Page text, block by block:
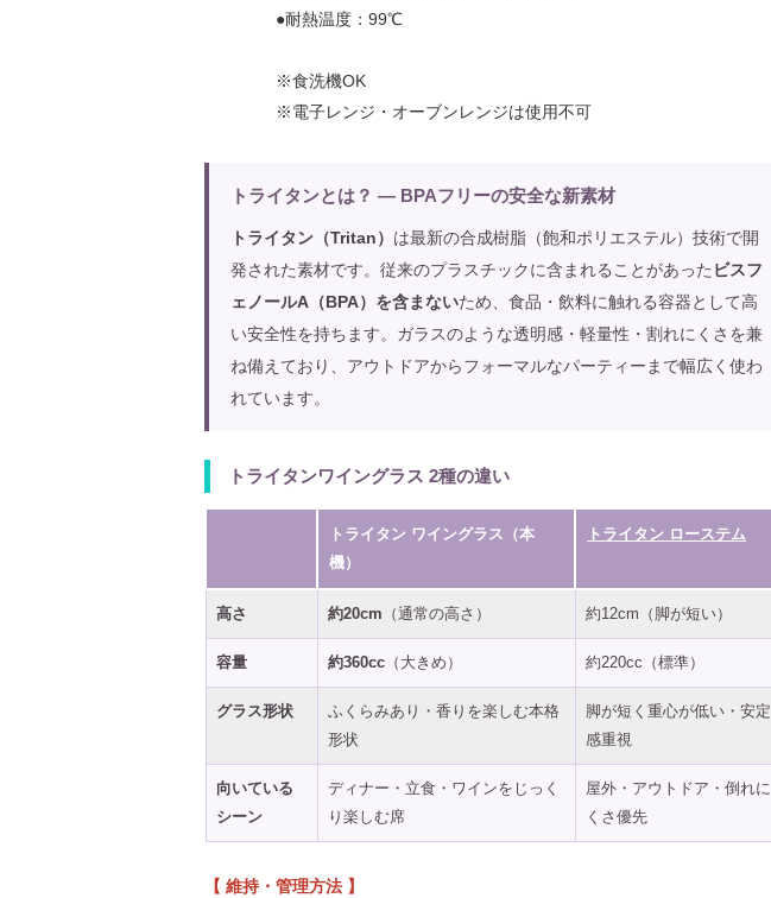
●耐熱温度：99℃
※食洗機OK
※電子レンジ・オーブンレンジは使用不可
トライタンとは？ — BPAフリーの安全な新素材
トライタン（Tritan） は最新の合成樹脂（飽和ポリエステル）技術で開
発された素材です。従来のプラスチックに含まれることがあった ビスフ
ェノールA（BPA）を含まないため、食品・飲料に触れる容器として高
い安全性を持ちます。ガラスのような透明感・軽量性・割れにくさを兼
ね備えており、アウトドアからフォーマルなパーティーまで幅広く使わ
れています。
トライタンワイングラス 2種の違い
トライタン ワイングラス（本
機）
トライタン ローステム
高さ 約20cm （通常の高さ） 約12cm（脚が短い）
容量 約360cc （大きめ） 約220cc（標準）
グラス形状
ふくらみあり・香りを楽しむ本格
形状
脚が短く重心が低い・安定
感重視
向いている
シーン
ディナー・立食・ワインをじっく
り楽しむ席
屋外・アウトドア・倒れに
くさ優先
【 維持・管理方法 】